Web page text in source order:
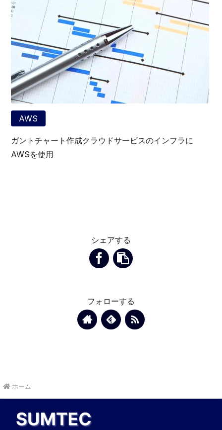
AWS
ガントチャート作成クラウドサービスのインフラに
AWSを使用
シェアする
フォローする
ホーム